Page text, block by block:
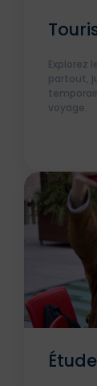
Explorez
partout,
voyage.